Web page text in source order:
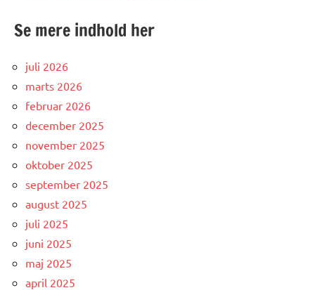
Se mere indhold her
juli 2026
marts 2026
februar 2026
december 2025
november 2025
oktober 2025
september 2025
august 2025
juli 2025
juni 2025
maj 2025
april 2025